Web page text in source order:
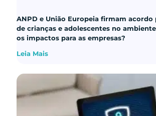
ANPD e União Europeia firmam acordo
de crianças e adolescentes no
os impactos para as empresas?
Leia Mais